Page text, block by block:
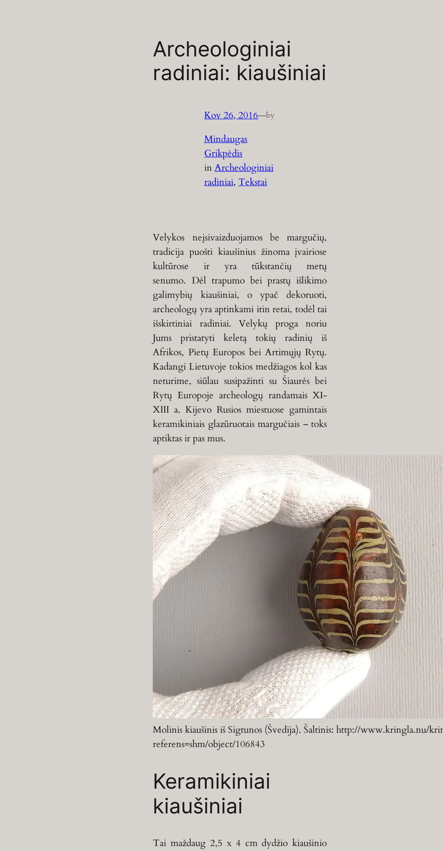
Archeologiniai
radiniai: kiaušiniai
Kov 26, 2016—by
Mindaugas
Grikpėdis
inArcheologiniai
radiniai, Tekstai
Velykos neįsivaizduojamos be margučių,
tradicija puošti kiaušinius žinoma įvairiose
kultūrose ir yra tūkstančių metų
senumo. Dėl trapumo bei prastų išlikimo
galimybių kiaušiniai, o ypač dekoruoti,
archeologų yra aptinkami itin retai, todėl tai
išskirtiniai radiniai. Velykų proga noriu
Jums pristatyti keletą tokių radinių iš
Afrikos, Pietų Europos bei Artimųjų Rytų.
Kadangi Lietuvoje tokios medžiagos kol kas
neturime, siūlau susipažinti su Šiaurės bei
Rytų Europoje archeologų randamais XI-
XIII a. Kijevo Rusios miestuose gamintais
keramikiniais glazūruotais margučiais – toks
aptiktas ir pas mus.
Molinis kiaušinis iš Sigtunos (Švedija). Šaltinis: http://www.kringla.nu/
referens=shm/object/106843
Keramikiniai
kiaušiniai
Tai maždaug 2,5 x 4 cm dydžio kiaušinio